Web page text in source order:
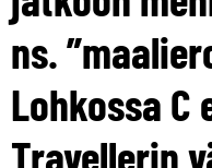
ns.
Lohkossa C
Travellerin